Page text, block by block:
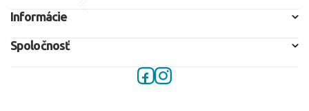
Informácie
Spoločnosť